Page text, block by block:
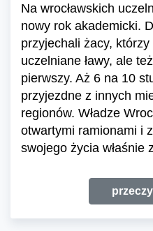
Na wrocławskich
nowy rok akademicki.
przyjechali żacy,
uczelniane ławy, ale
pierwszy. Aż 6 na 10
przyjezdne z innych
regionów. Władze
otwartymi ramionami i
swojego życia właśnie